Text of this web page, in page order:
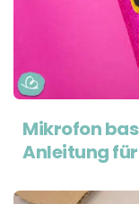
Mikrofon
Anleitung